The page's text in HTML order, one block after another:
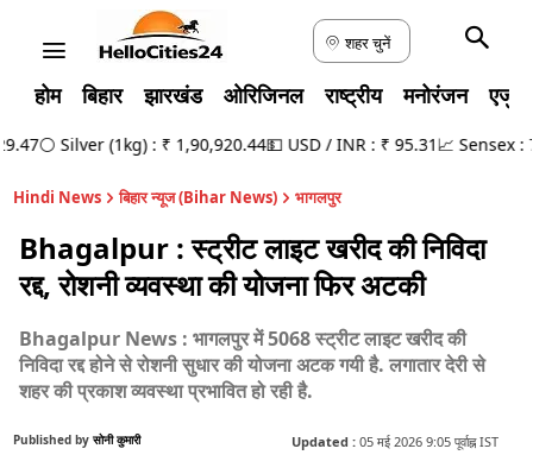
शहर चुनें
होम बिहार झारखंड ओरिजिनल राष्ट्रीय मनोरंजन
⚪ Silver (1kg) : ₹ 1,90,920.44💵 USD / INR : ₹ 95.31📈 Sensex :
Hindi News बिहार न्यूज (Bihar News) भागलपुर
Bhagalpur : स्ट्रीट लाइट खरीद की निविदा
रद्द, रोशनी व्यवस्था की योजना फिर अटकी
Bhagalpur News : भागलपुर में 5068 स्ट्रीट लाइट खरीद की
निविदा रद्द होने से रोशनी सुधार की योजना अटक गयी है. लगातार देरी से
शहर की प्रकाश व्यवस्था प्रभावित हो रही है.
Published by सोनी कुमारी Updated : 05 मई 2026 9:05 पूर्वाह्न IST